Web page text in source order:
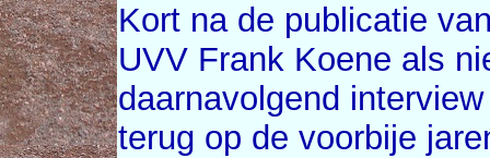
Kort na de publicatie
UVV Frank Koene als
daarnavolgend
terug op de voorbije